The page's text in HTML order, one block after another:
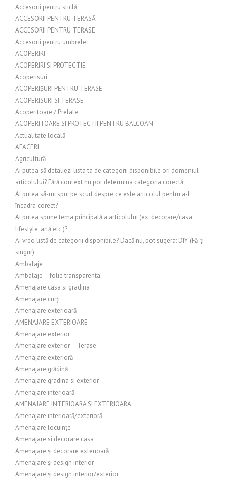
Accesorii pentru sticlă
ACCESORII PENTRU TERASĂ
ACCESORII PENTRU TERASE
Accesorii pentru umbrele
ACOPERIRI
ACOPERIRI SI PROTECTIE
Acoperisuri
ACOPERIȘURI PENTRU TERASE
ACOPERISURI SI TERASE
Acoperitoare / Prelate
ACOPERITOARE SI PROTECTII PENTRU BALCOAN
Actualitate locală
AFACERI
Agricultură
Ai putea să detaliezi lista ta de categorii disponibile ori domeniul
articolului? Fără context nu pot determina categoria corectă.
Ai putea să-mi spui pe scurt despre ce este articolul pentru a-l
încadra corect?
Ai putea spune tema principală a articolului (ex. decorare/casa,
lifestyle, artă etc.)?
Ai vreo listă de categorii disponibile? Dacă nu, pot sugera: DIY (Fă-ți
singur).
Ambalaje
Ambalaje – folie transparenta
Amenajare casa si gradina
Amenajare curți
Amenajare exterioară
AMENAJARE EXTERIOARE
Amenajare exterior
Amenajare exterior – Terase
Amenajare exterioră
Amenajare grădină
Amenajare gradina si exterior
Amenajare interioară
AMENAJARE INTERIOARA SI EXTERIOARA
Amenajare interioară/exterioră
Amenajare locuințe
Amenajare si decorare casa
Amenajare și decorare exterioară
Amenajare și design interior
Amenajare și design interior/exterior